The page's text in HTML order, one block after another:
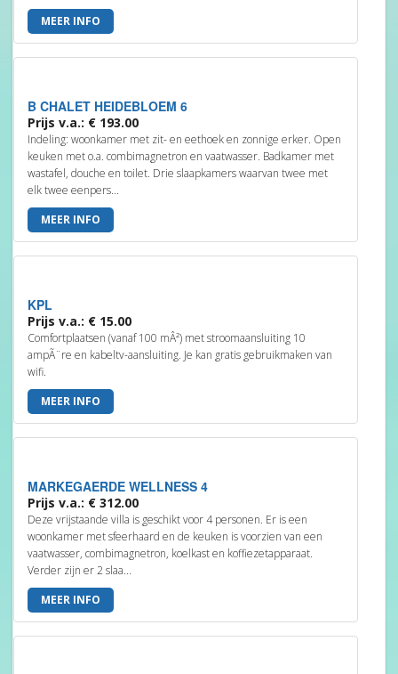
MEER INFO
B CHALET HEIDEBLOEM 6
Prijs v.a.: € 193.00
Indeling: woonkamer met zit- en eethoek en zonnige erker. Open
keuken met o.a. combimagnetron en vaatwasser. Badkamer met
wastafel, douche en toilet. Drie slaapkamers waarvan twee met
elk twee eenpers...
MEER INFO
KPL
Prijs v.a.: € 15.00
Comfortplaatsen (vanaf 100 mÂ²) met stroomaansluiting 10
ampÃ¨re en kabeltv-aansluiting. Je kan gratis gebruikmaken van
wifi.
MEER INFO
MARKEGAERDE WELLNESS 4
Prijs v.a.: € 312.00
Deze vrijstaande villa is geschikt voor 4 personen. Er is een
woonkamer met sfeerhaard en de keuken is voorzien van een
vaatwasser, combimagnetron, koelkast en koffiezetapparaat.
Verder zijn er 2 slaa...
MEER INFO